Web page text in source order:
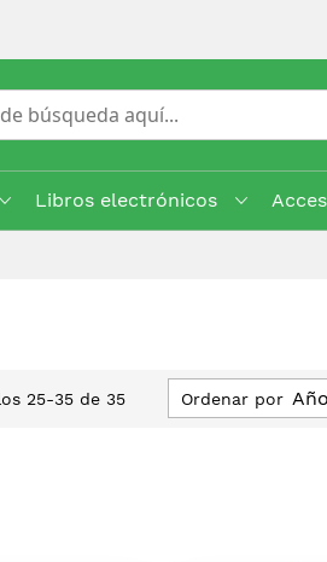
Libros electrónicos
25-35 de 35 Ordenar por